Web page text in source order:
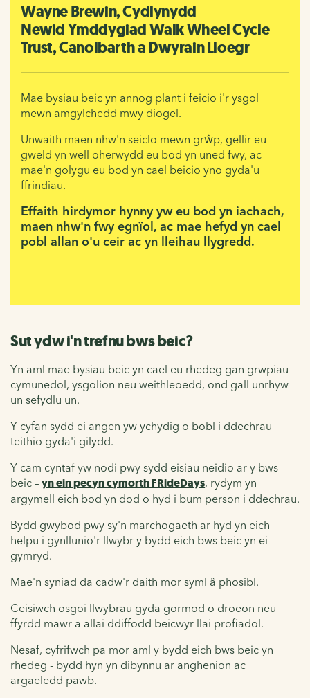
Wayne Brewin, Cydlynydd
Newid Ymddygiad Walk Wheel Cycle
Trust, Canolbarth a Dwyrain Lloegr
Mae bysiau beic yn annog plant i feicio i'r ysgol
mewn amgylchedd mwy diogel.
Unwaith maen nhw'n seiclo mewn grŵp, gellir eu
gweld yn well oherwydd eu bod yn uned fwy, ac
mae'n golygu eu bod yn cael beicio yno gyda'u
ffrindiau.
Effaith hirdymor hynny yw eu bod yn iachach,
maen nhw'n fwy egnïol, ac mae hefyd yn cael
pobl allan o'u ceir ac yn lleihau llygredd.
Sut ydw i'n trefnu bws beic?
Yn aml mae bysiau beic yn cael eu rhedeg gan grwpiau
cymunedol, ysgolion neu weithleoedd, ond gall unrhyw
un sefydlu un.
Y cyfan sydd ei angen yw ychydig o bobl i ddechrau
teithio gyda'i gilydd.
Y cam cyntaf yw nodi pwy sydd eisiau neidio ar y bws
beic – yn ein pecyn cymorth FRideDays, rydym yn
argymell eich bod yn dod o hyd i bum person i ddechrau.
Bydd gwybod pwy sy'n marchogaeth ar hyd yn eich
helpu i gynllunio'r llwybr y bydd eich bws beic yn ei
gymryd.
Mae'n syniad da cadw'r daith mor syml â phosibl.
Ceisiwch osgoi llwybrau gyda gormod o droeon neu
ffyrdd mawr a allai ddiffodd beicwyr llai profiadol.
Nesaf, cyfrifwch pa mor aml y bydd eich bws beic yn
rhedeg - bydd hyn yn dibynnu ar anghenion ac
argaeledd pawb.